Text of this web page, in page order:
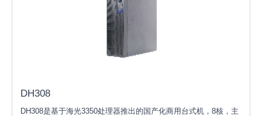
DH308
DH308是基于海光3350处理器推出的国产化商用台式机，8核，主